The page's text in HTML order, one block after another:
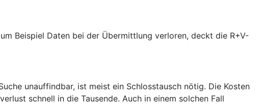
Beispiel Daten bei der Übermittlung verloren, deckt die R+V-
unauffindbar, ist meist ein Schlosstausch nötig. Die Kosten
schnell in die Tausende. Auch in einem solchen Fall